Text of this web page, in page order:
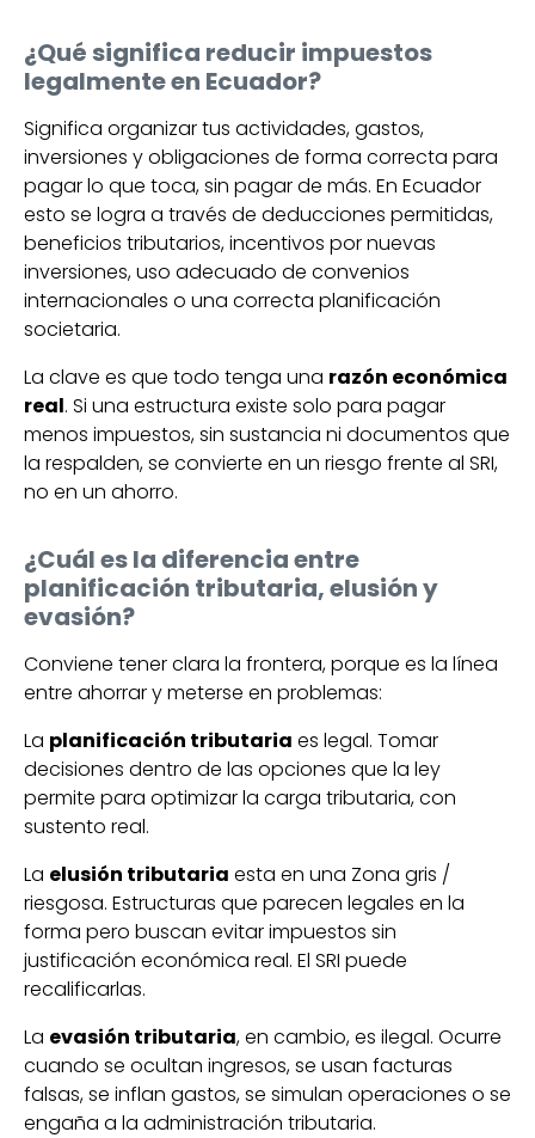
¿Qué significa reducir impuestos
legalmente en Ecuador?
Significa organizar tus actividades, gastos,
inversiones y obligaciones de forma correcta para
pagar lo que toca, sin pagar de más. En Ecuador
esto se logra a través de deducciones permitidas,
beneficios tributarios, incentivos por nuevas
inversiones, uso adecuado de convenios
internacionales o una correcta planificación
societaria.
La clave es que todo tenga una razón económica
real. Si una estructura existe solo para pagar
menos impuestos, sin sustancia ni documentos que
la respalden, se convierte en un riesgo frente al SRI,
no en un ahorro.
¿Cuál es la diferencia entre
planificación tributaria, elusión y
evasión?
Conviene tener clara la frontera, porque es la línea
entre ahorrar y meterse en problemas:
La planificación tributaria es legal. Tomar
decisiones dentro de las opciones que la ley
permite para optimizar la carga tributaria, con
sustento real.
La elusión tributaria esta en una Zona gris /
riesgosa. Estructuras que parecen legales en la
forma pero buscan evitar impuestos sin
justificación económica real. El SRI puede
recalificarlas.
La evasión tributaria, en cambio, es ilegal. Ocurre
cuando se ocultan ingresos, se usan facturas
falsas, se inflan gastos, se simulan operaciones o se
engaña a la administración tributaria.